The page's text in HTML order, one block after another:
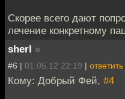
Скорее всего дают
лечение конкретному
sherl »
#6 | 01.05.12 22:19 | ответить
Кому: Добрый Фей, #4